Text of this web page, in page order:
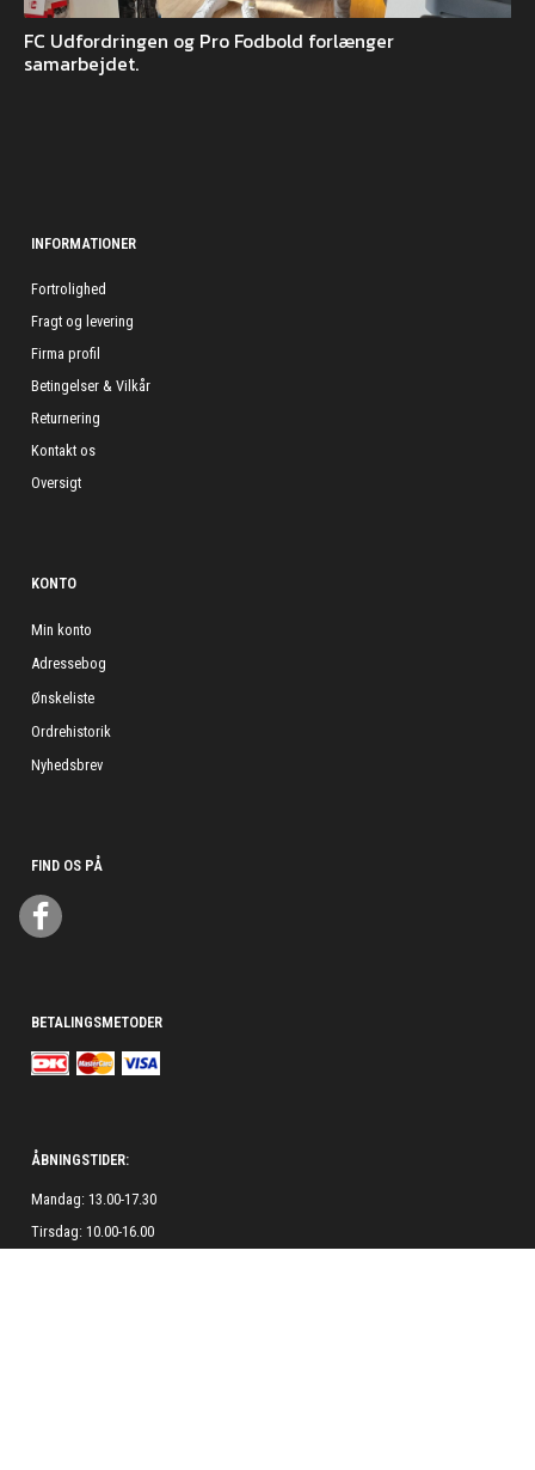
FC Udfordringen og Pro Fodbold forlænger
samarbejdet.
INFORMATIONER
Fortrolighed
Fragt og levering
Firma profil
Betingelser & Vilkår
Returnering
Kontakt os
Oversigt
KONTO
Min konto
Adressebog
Ønskeliste
Ordrehistorik
Nyhedsbrev
FIND OS PÅ
BETALINGSMETODER
ÅBNINGSTIDER:
Mandag: 13.00-17.30
Tirsdag: 10.00-16.00